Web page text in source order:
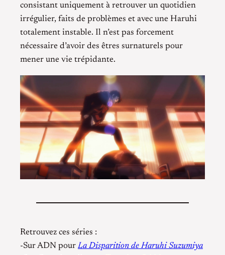
consistant uniquement à retrouver un quotidien
irrégulier, faits de problèmes et avec une Haruhi
totalement instable. Il n’est pas forcement
nécessaire d’avoir des êtres surnaturels pour
mener une vie trépidante.
Retrouvez ces séries :
-Sur ADN pourLa Disparition de Haruhi Suzumiya